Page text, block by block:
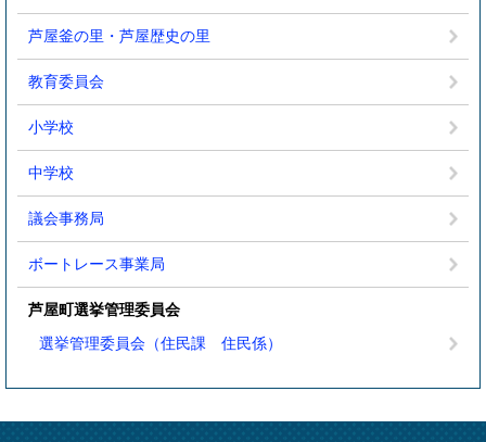
芦屋釜の里・芦屋歴史の里
教育委員会
小学校
中学校
議会事務局
ボートレース事業局
芦屋町選挙管理委員会
選挙管理委員会（住民課 住民係）